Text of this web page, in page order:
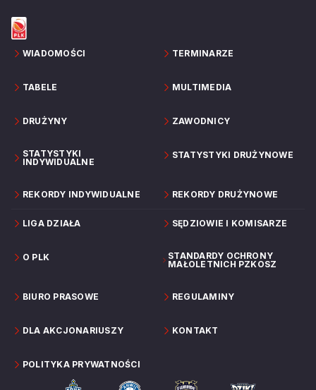
WIADOMOŚCI TERMINARZE
TABELE MULTIMEDIA
DRUŻYNY ZAWODNICY
STATYSTYKI
INDYWIDUALNE
STATYSTYKI DRUŻYNOWE
REKORDY INDYWIDUALNE REKORDY DRUŻYNOWE
LIGA DZIAŁA SĘDZIOWIE I KOMISARZE
O PLK
STANDARDY OCHRONY
MAŁOLETNICH PZKOSZ
BIURO PRASOWE REGULAMINY
DLA AKCJONARIUSZY KONTAKT
POLITYKA PRYWATNOŚCI